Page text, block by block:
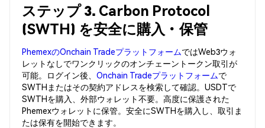
ステップ 3. Carbon Protocol
(SWTH) を安全に購入・保管
PhemexのOnchain TradeプラットフォームではWeb3ウォ
レットなしでワンクリックのオンチェーントークン取引が
可能。ログイン後、 Onchain Tradeプラットフォームで
SWTHまたはその契約アドレスを検索して確認。USDTで
SWTHを購入、外部ウォレット不要。高度に保護された
Phemexウォレットに保管。安全にSWTHを購入し、取引ま
たは保有を開始できます。